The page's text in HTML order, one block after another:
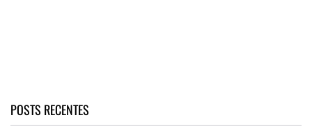
POSTS RECENTES